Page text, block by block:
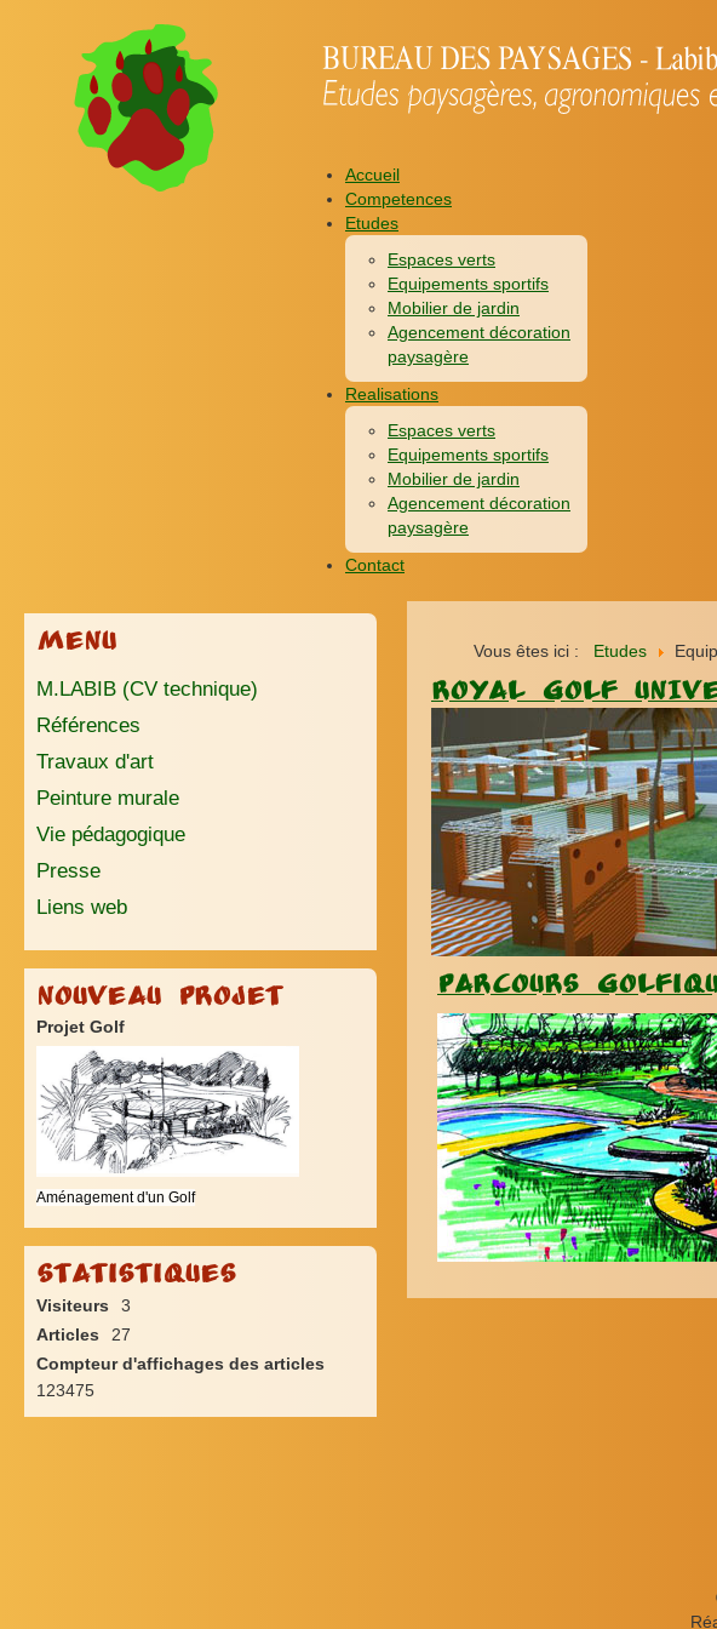
Accueil
Competences
Etudes
Espaces verts
Equipements sportifs
Mobilier de jardin
Agencement décoration
paysagère
Realisations
Espaces verts
Equipements sportifs
Mobilier de jardin
Agencement décoration
paysagère
Contact
Menu
M.LABIB (CV technique)
Références
Travaux d'art
Peinture murale
Vie pédagogique
Presse
Liens web
Nouveau Projet
Projet Golf
Aménagement d'un Golf
Statistiques
Visiteurs
3
Articles
27
Compteur d'affichages des articles
123475
Vous êtes ici : Etudes
ROYAL GOLF
Parcours